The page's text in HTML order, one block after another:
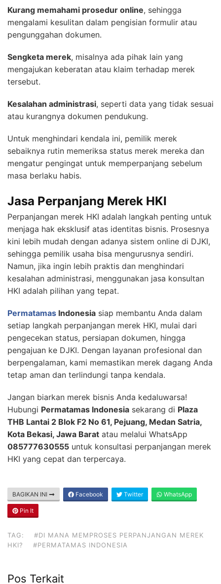
Kurang memahami prosedur online, sehingga
mengalami kesulitan dalam pengisian formulir atau
pengunggahan dokumen.
Sengketa merek, misalnya ada pihak lain yang
mengajukan keberatan atau klaim terhadap merek
tersebut.
Kesalahan administrasi, seperti data yang tidak sesuai
atau kurangnya dokumen pendukung.
Untuk menghindari kendala ini, pemilik merek
sebaiknya rutin memeriksa status merek mereka dan
mengatur pengingat untuk memperpanjang sebelum
masa berlaku habis.
Jasa Perpanjang Merek HKI
Perpanjangan merek HKI adalah langkah penting untuk
menjaga hak eksklusif atas identitas bisnis. Prosesnya
kini lebih mudah dengan adanya sistem online di DJKI,
sehingga pemilik usaha bisa mengurusnya sendiri.
Namun, jika ingin lebih praktis dan menghindari
kesalahan administrasi, menggunakan jasa konsultan
HKI adalah pilihan yang tepat.
Permatamas Indonesia siap membantu Anda dalam
setiap langkah perpanjangan merek HKI, mulai dari
pengecekan status, persiapan dokumen, hingga
pengajuan ke DJKI. Dengan layanan profesional dan
berpengalaman, kami memastikan merek dagang Anda
tetap aman dan terlindungi tanpa kendala.
Jangan biarkan merek bisnis Anda kedaluwarsa!
Hubungi Permatamas Indonesia sekarang di Plaza
THB Lantai 2 Blok F2 No 61, Pejuang, Medan Satria,
Kota Bekasi, Jawa Barat atau melalui WhatsApp
085777630555 untuk konsultasi perpanjangan merek
HKI yang cepat dan terpercaya.
BAGIKAN INI Facebook Twitter WhatsApp
Pin It
TAG:
#DI MANA MEMPROSES PERPANJANGAN MEREK
HKI?
#PERMATAMAS INDONESIA
Pos Terkait